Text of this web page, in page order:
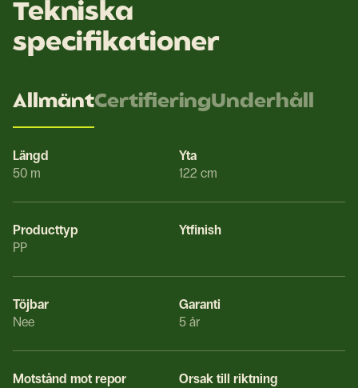
Tekniska
specifikationer
AllmäntCertifieringUnderhåll
Längd
50 m
Yta
122 cm
Producttyp
PP
Ytfinish
Töjbar
Nee
Garanti
5 år
Motstånd mot repor
Orsak till riktning